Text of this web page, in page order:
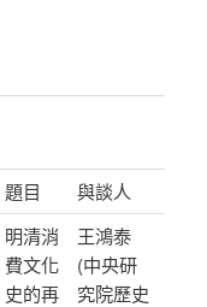
題目
與談人
明清消
費文化
史的再
王鴻泰
(中央研
究院歷史